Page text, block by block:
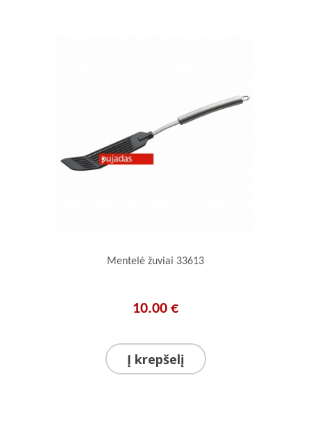
Mentelė žuviai 33613
10.00 €
Į krepšelį